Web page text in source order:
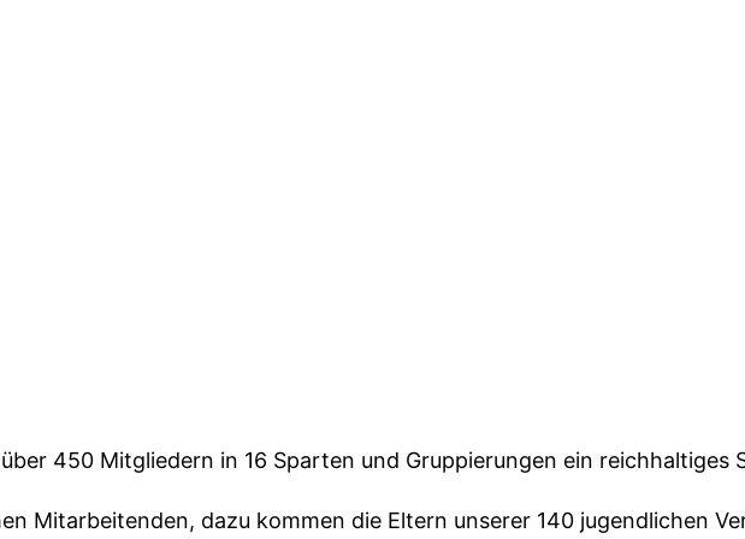
450 Mitgliedern in 16 Sparten und Gruppierungen ein reichhaltiges
Mitarbeitenden, dazu kommen die Eltern unserer 140 jugendlichen